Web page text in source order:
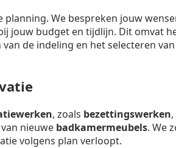
We bespreken jouw
jouw budget en tijdlijn. Dit omvat
de indeling en het selecteren
, zoals bezettingswerken,
nieuwe badkamermeubels. We
volgens plan verloopt.